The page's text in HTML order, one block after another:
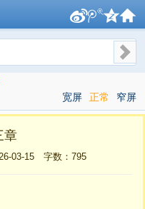
宽屏 正常 窄屏
章
03-15 字数： 795